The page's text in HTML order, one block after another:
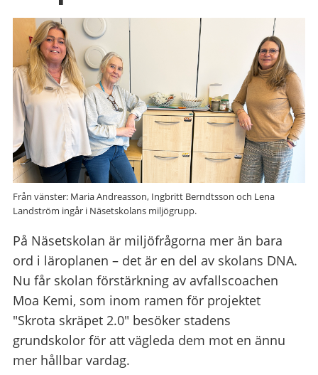
Från vänster: Maria Andreasson, Ingbritt Berndtsson och Lena
Landström ingår i Näsetskolans miljögrupp.
På Näsetskolan är miljöfrågorna mer än bara
ord i läroplanen – det är en del av skolans DNA.
Nu får skolan förstärkning av avfallscoachen
Moa Kemi, som inom ramen för projektet
"Skrota skräpet 2.0" besöker stadens
grundskolor för att vägleda dem mot en ännu
mer hållbar vardag.